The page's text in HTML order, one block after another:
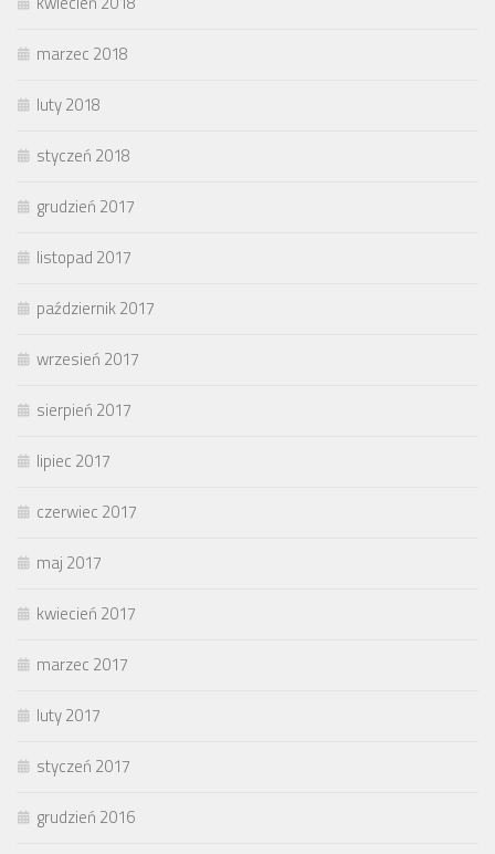
marzec 2018
luty 2018
styczeń 2018
grudzień 2017
listopad 2017
październik 2017
wrzesień 2017
sierpień 2017
lipiec 2017
czerwiec 2017
maj 2017
kwiecień 2017
marzec 2017
luty 2017
styczeń 2017
grudzień 2016